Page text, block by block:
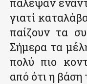
γιατί
παίζουν τα
Σήμερα τα
πολύ πιο
από ότι η